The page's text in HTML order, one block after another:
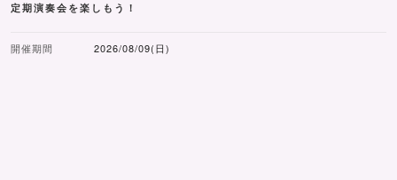
定期演奏会を楽しもう！
開催期間 2026/08/09(日)